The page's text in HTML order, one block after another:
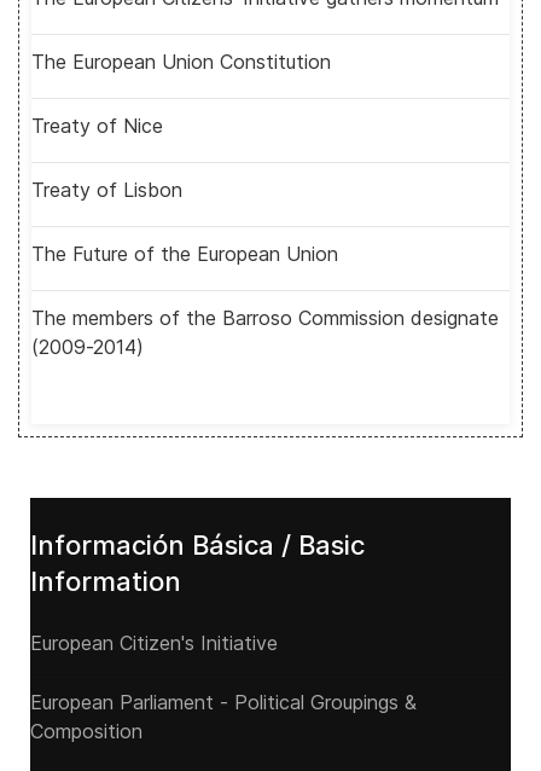
The European Union Constitution
Treaty of Nice
Treaty of Lisbon
The Future of the European Union
The members of the Barroso Commission designate
(2009-2014)
Información Básica / Basic
Information
European Citizen's Initiative
European Parliament - Political Groupings &
Composition